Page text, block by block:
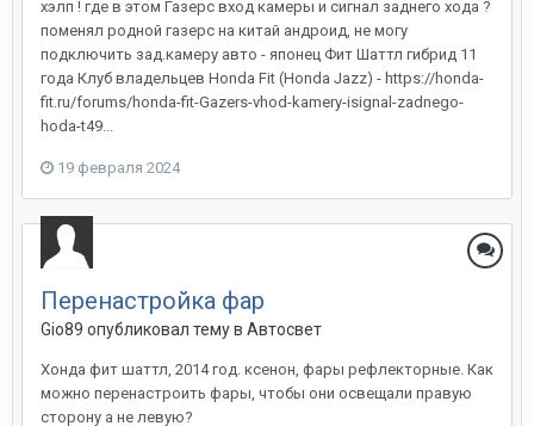
хэлп ! где в этом Газерс вход камеры и сигнал заднего хода ?
поменял родной газерс на китай андроид, не могу
подключить зад.камеру авто - японец Фит Шаттл гибрид 11
года Клуб владельцев Honda Fit (Honda Jazz) - https://honda-
fit.ru/forums/honda-fit-Gazers-vhod-kamery-isignal-zadnego-
hoda-t49...
19 февраля 2024
Перенастройка фар
Gio89 опубликовал тему в Автосвет
Хонда фит шаттл, 2014 год. ксенон, фары рефлекторные. Как
можно перенастроить фары, чтобы они освещали правую
сторону а не левую?